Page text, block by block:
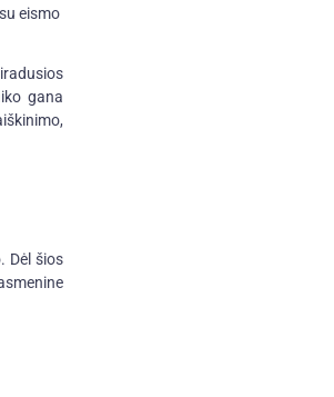
eismo
gana
Dėl šios